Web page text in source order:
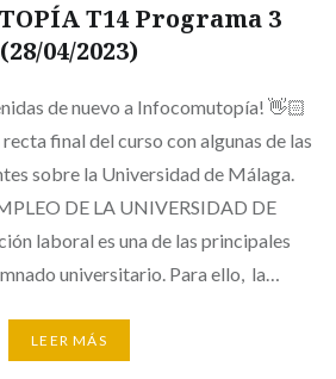
T14 Programa 3
(28/04/2023)
de nuevo a Infocomutopía! 👋🏻
final del curso con algunas de las
sobre la Universidad de Málaga.
DE LA UNIVERSIDAD DE
laboral es una de las principales
universitario. Para ello, la…
LEER MÁS